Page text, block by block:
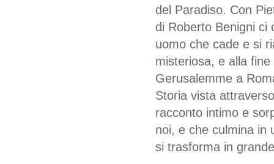
del Paradiso. Con
di Roberto Benigni ci
uomo che cade e si
misteriosa, e alla
Gerusalemme a
Storia vista
racconto intimo e
noi, e che culmina in
si trasforma in